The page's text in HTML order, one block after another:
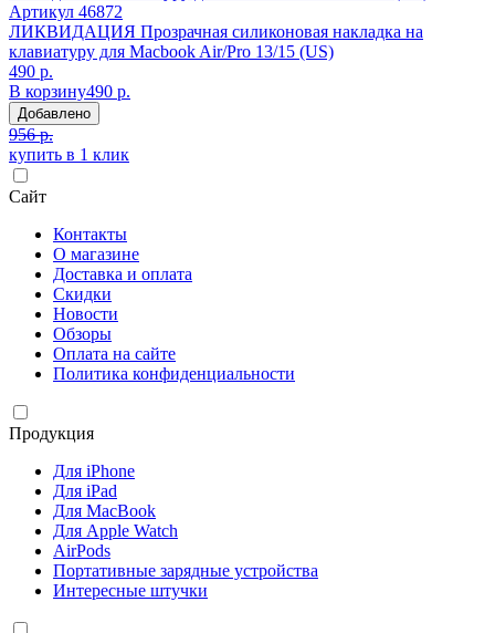
Артикул 46872
ЛИКВИДАЦИЯ Прозрачная силиконовая накладка на
клавиатуру для Macbook Air/Pro 13/15 (US)
490 р.
В корзину490 р.
Добавлено
956 р.
купить в 1 клик
Сайт
Контакты
О магазине
Доставка и оплата
Скидки
Новости
Обзоры
Оплата на сайте
Политика конфиденциальности
Продукция
Для iPhone
Для iPad
Для MacBook
Для Apple Watch
AirPods
Портативные зарядные устройства
Интересные штучки